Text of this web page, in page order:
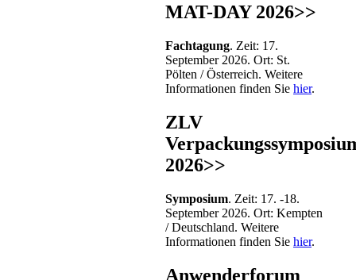
MAT-DAY 2026>>
Fachtagung. Zeit: 17.
September 2026. Ort: St.
Pölten / Österreich. Weitere
Informationen finden Sie hier.
ZLV
2026>>
Symposium. Zeit: 17. -18.
September 2026. Ort: Kempten
/ Deutschland. Weitere
Informationen finden Sie hier.
Anwenderforum